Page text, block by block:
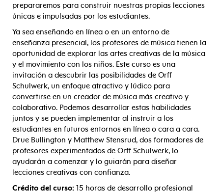
prepararemos para construir nuestras propias lecciones
únicas e impulsadas por los estudiantes.
Ya sea enseñando en línea o en un entorno de
enseñanza presencial, los profesores de música tienen la
oportunidad de explorar las artes creativas de la música
y el movimiento con los niños. Este curso es una
invitación a descubrir las posibilidades de Orff
Schulwerk, un enfoque atractivo y lúdico para
convertirse en un creador de música más creativo y
colaborativo. Podemos desarrollar estas habilidades
juntos y se pueden implementar al instruir a los
estudiantes en futuros entornos en línea o cara a cara.
Drue Bullington y Matthew Stensrud, dos formadores de
profesores experimentados de Orff Schulwerk, lo
ayudarán a comenzar y lo guiarán para diseñar
lecciones creativas con confianza.
Crédito del curso: 15 horas de desarrollo profesional